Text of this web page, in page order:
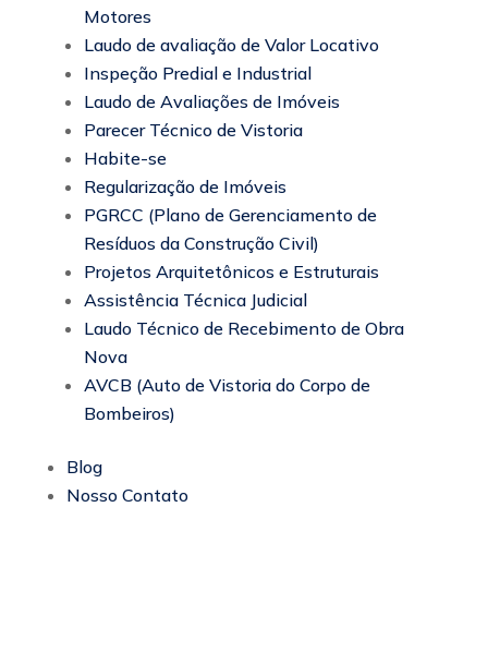
Motores
Laudo de avaliação de Valor Locativo
Inspeção Predial e Industrial
Laudo de Avaliações de Imóveis
Parecer Técnico de Vistoria
Habite-se
Regularização de Imóveis
PGRCC (Plano de Gerenciamento de
Resíduos da Construção Civil)
Projetos Arquitetônicos e Estruturais
Assistência Técnica Judicial
Laudo Técnico de Recebimento de Obra
Nova
AVCB (Auto de Vistoria do Corpo de
Bombeiros)
Blog
Nosso Contato